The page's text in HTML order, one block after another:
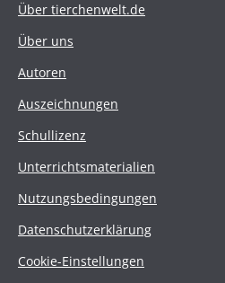
Über tierchenwelt.de
Über uns
Autoren
Auszeichnungen
Schullizenz
Unterrichtsmaterialien
Nutzungsbedingungen
Datenschutzerklärung
Cookie-Einstellungen